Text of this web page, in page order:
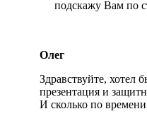
подскажу Вам по
Олег
Здравствуйте, хотел
презентация и
И сколько по времени